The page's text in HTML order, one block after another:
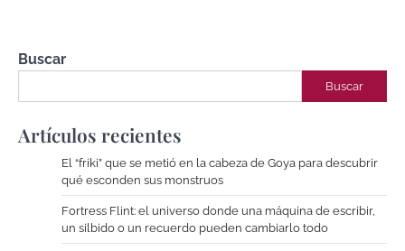
Buscar
Buscar
Artículos recientes
El “friki” que se metió en la cabeza de Goya para descubrir
qué esconden sus monstruos
Fortress Flint: el universo donde una máquina de escribir,
un silbido o un recuerdo pueden cambiarlo todo